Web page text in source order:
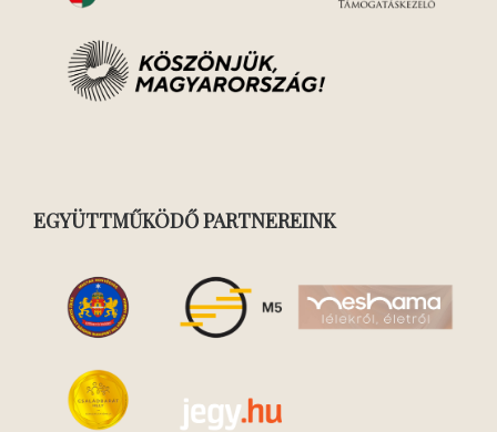
EGYÜTTMŰKÖDŐ PARTNEREINK